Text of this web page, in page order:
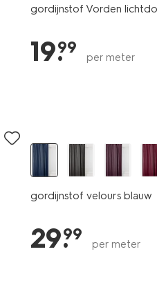
gordijnstof Vorden
19.
99
per meter
gordijnstof velours blauw
29.
99
per meter